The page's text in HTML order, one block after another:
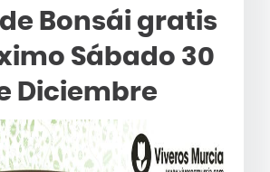
Bonsái gratis
Sábado 30
Diciembre